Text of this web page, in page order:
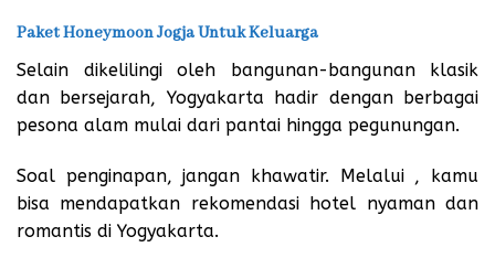
Paket Honeymoon Jogja Untuk Keluarga
Selain dikelilingi oleh bangunan-bangunan klasik
dan bersejarah, Yogyakarta hadir dengan berbagai
pesona alam mulai dari pantai hingga pegunungan.
Soal penginapan, jangan khawatir. Melalui , kamu
bisa mendapatkan rekomendasi hotel nyaman dan
romantis di Yogyakarta.